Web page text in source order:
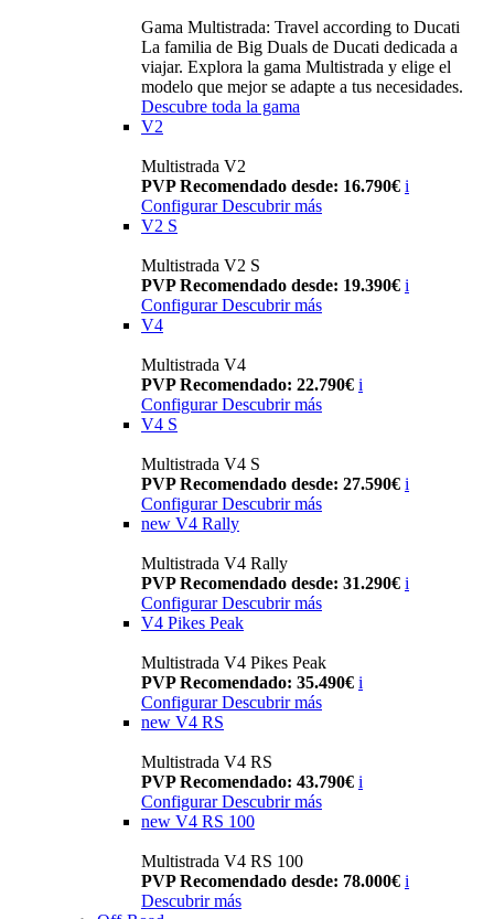
Gama Multistrada: Travel according to Ducati
La familia de Big Duals de Ducati dedicada a
viajar. Explora la gama Multistrada y elige el
modelo que mejor se adapte a tus necesidades.
Descubre toda la gama
V2
Multistrada V2
PVP Recomendado desde: 16.790€ i
Configurar Descubrir más
V2 S
Multistrada V2 S
PVP Recomendado desde: 19.390€ i
Configurar Descubrir más
V4
Multistrada V4
PVP Recomendado: 22.790€ i
Configurar Descubrir más
V4 S
Multistrada V4 S
PVP Recomendado desde: 27.590€ i
Configurar Descubrir más
new V4 Rally
Multistrada V4 Rally
PVP Recomendado desde: 31.290€ i
Configurar Descubrir más
V4 Pikes Peak
Multistrada V4 Pikes Peak
PVP Recomendado: 35.490€ i
Configurar Descubrir más
new V4 RS
Multistrada V4 RS
PVP Recomendado: 43.790€ i
ConfigurarDescubrir más
new V4 RS 100
Multistrada V4 RS 100
PVP Recomendado desde: 78.000€ i
Descubrir más